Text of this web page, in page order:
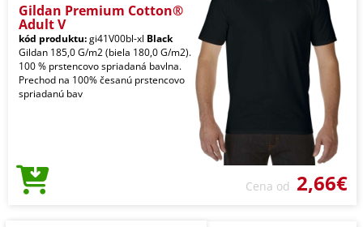
Gildan Premium Cotton®
Adult V
kód produktu:gi41V00bl-xl Black
Gildan 185,0 G/m2 (biela 180,0 G/m2).
100 % prstencovo spriadaná bavlna.
Prechod na 100% česanú prstencovo
spriadanú bav
Cena od 2,66€